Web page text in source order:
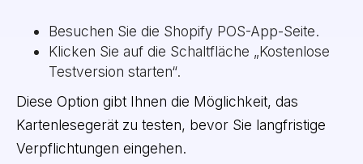
Besuchen Sie die Shopify POS-App-Seite.
Klicken Sie auf die Schaltfläche „Kostenlose
Testversion starten“.
Diese Option gibt Ihnen die Möglichkeit, das
Kartenlesegerät zu testen, bevor Sie langfristige
Verpflichtungen eingehen.